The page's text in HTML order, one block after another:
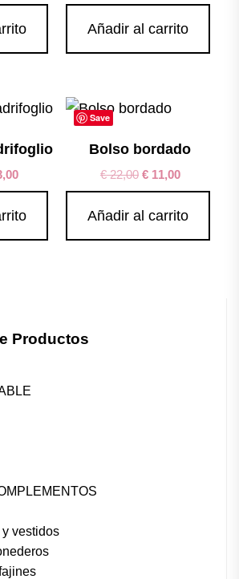
Añadir al carrito
Save
Bolso bordado
€22,00 €11,00
Añadir al carrito
Productos
vestidos